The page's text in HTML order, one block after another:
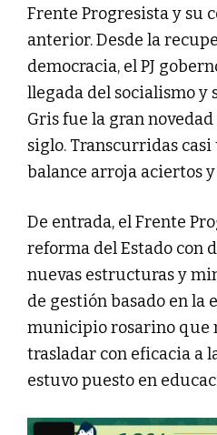
Frente Progresista y su
anterior. Desde la
democracia, el PJ
llegada del socialismo y
Gris fue la gran
siglo. Transcurridas casi
balance arroja aciertos
De entrada, el Frente
reforma del Estado con
nuevas estructuras y
de gestión basado en la
municipio rosarino que
trasladar con eficacia a
estuvo puesto en